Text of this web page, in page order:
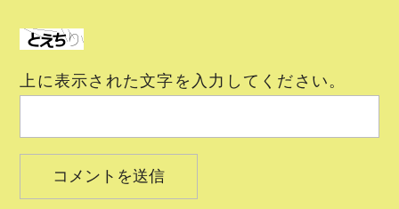
上に表示された文字を入力してください。